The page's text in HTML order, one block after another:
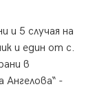
и 5 случая на
и един от с.
в
Ангелова“ -